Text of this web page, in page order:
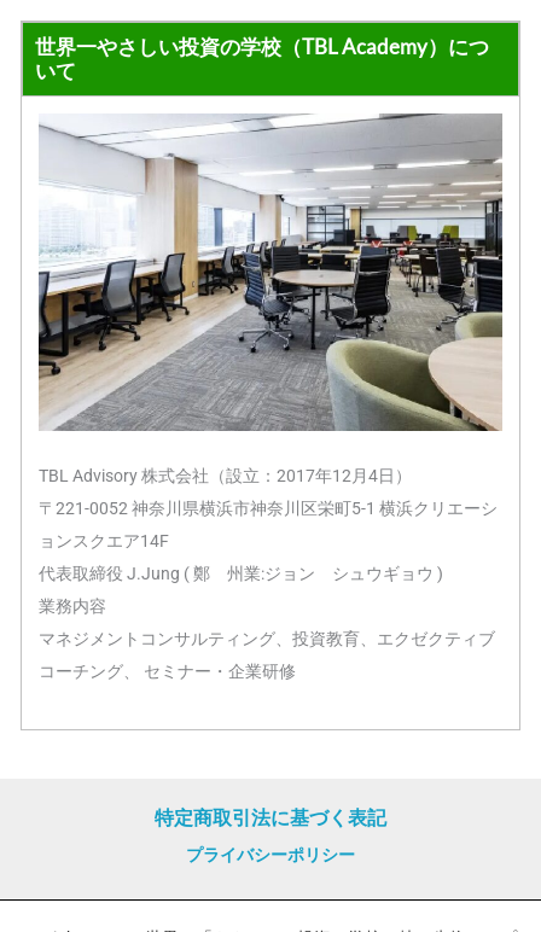
世界一やさしい投資の学校（TBL Academy）につ
いて
TBL Advisory 株式会社（設立：2017年12月4日）
〒221-0052 神奈川県横浜市神奈川区栄町5-1 横浜クリエーシ
ョンスクエア14F
代表取締役 J.Jung ( 鄭 州業:ジョン シュウギョウ )
業務内容
マネジメントコンサルティング、投資教育、エクゼクティブ
コーチング、 セミナー・企業研修
特定商取引法に基づく表記
プライバシーポリシー